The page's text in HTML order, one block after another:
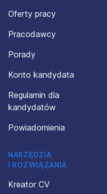
Oferty pracy
Pracodawcy
Porady
Konto kandydata
Regulamin dla
kandydatów
Powiadomienia
NARZĘDZIA
I ROZWIĄZANIA
Kreator CV